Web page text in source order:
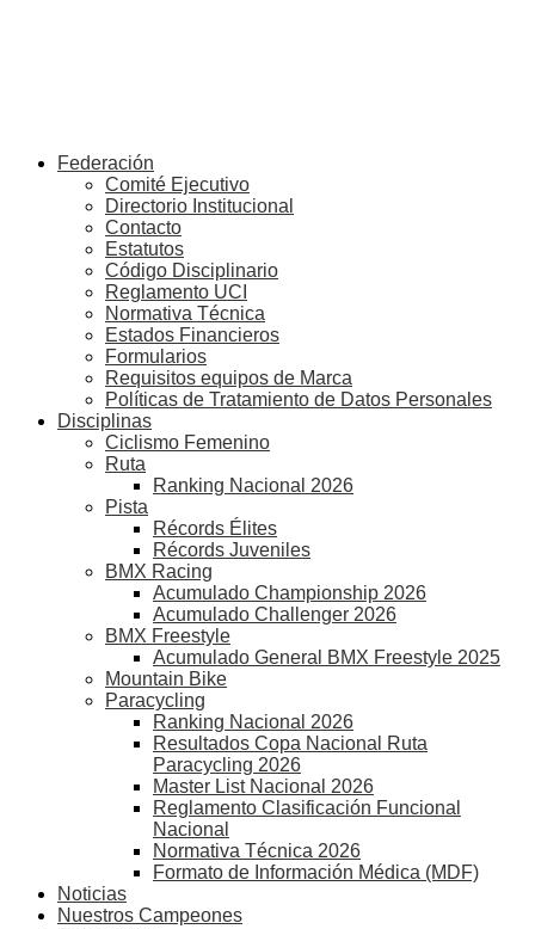
Federación
Comité Ejecutivo
Directorio Institucional
Contacto
Estatutos
Código Disciplinario
Reglamento UCI
Normativa Técnica
Estados Financieros
Formularios
Requisitos equipos de Marca
Políticas de Tratamiento de Datos Personales
Disciplinas
Ciclismo Femenino
Ruta
Ranking Nacional 2026
Pista
Récords Élites
Récords Juveniles
BMX Racing
Acumulado Championship 2026
Acumulado Challenger 2026
BMX Freestyle
Acumulado General BMX Freestyle 2025
Mountain Bike
Paracycling
Ranking Nacional 2026
Resultados Copa Nacional Ruta
Paracycling 2026
Master List Nacional 2026
Reglamento Clasificación Funcional
Nacional
Normativa Técnica 2026
Formato de Información Médica (MDF)
Noticias
Nuestros Campeones